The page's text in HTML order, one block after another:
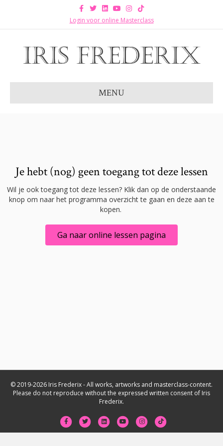
Facebook
TwitterLinkedinYoutubeInstagram
Tiktok
Login voor online Masterclass
MENU
Je hebt (nog) geen toegang tot deze lessen
Wil je ook toegang tot deze lessen? Klik dan op de onderstaande
knop om naar het programma overzicht te gaan en deze aan te
kopen.
Ga naar online lessen pagina
© 2019-2026 Iris Frederix - All works, artworks and masterclass-content.
Please do not reproduce without the expressed written consent of Iris
Frederix.
FacebookTwitterLinkedinYoutubeInstagramTiktok